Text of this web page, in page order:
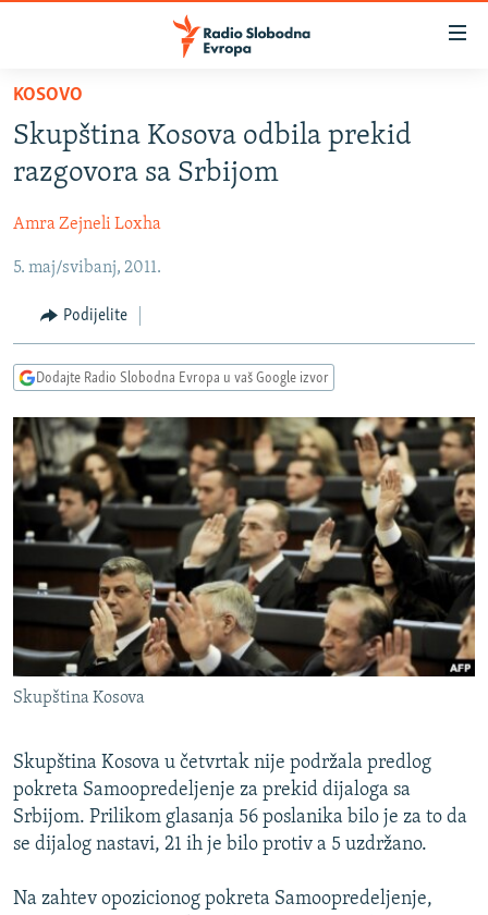
Pređite
glavni
sadržaj
Pređite
na
navigaciju
Pređite
pretragu
VIJESTI
BOSNA I HERCEGOVINA
SRBIJA
KOSOVO
CRNA GORA
VIZUELNO
FOTOGALERIJE
INFOGRAFIKE
PODCASTI
RAT U UKRAJINI
KINA NA BALKANU
RSE PRIČE IZ SVIJETA
ISPRIČAJ MI
DNEVNO@RSE
SPECIJALI RSE
VIŠE OD NASLOVA
GENOCID U SREBRENICI
POPLAVE I KLIZIŠTA U BIH 2024.
POST SCRIPTUM
MOJA EVROPA
SVE KARTE DEJTONA
PRATITE NAS
KOSOVO
Skupština Kosova odbila prekid
razgovora sa Srbijom
Amra Zejneli Loxha
5. maj/svibanj, 2011.
Podijelite
Dodajte Radio Slobodna Evropa u vaš Google izvor
Skupština Kosova
Skupština Kosova u četvrtak nije podržala predlog
pokreta Samoopredeljenje za prekid dijaloga sa
Srbijom. Prilikom glasanja 56 poslanika bilo je za to da
se dijalog nastavi, 21 ih je bilo protiv a 5 uzdržano.
Na zahtev opozicionog pokreta Samoopredeljenje,